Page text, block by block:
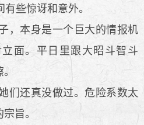
些惊讶和意外。
本身是一个巨大的情报机
面。平日里跟大昭斗智斗
们还真没做过。危险系数太
旨。